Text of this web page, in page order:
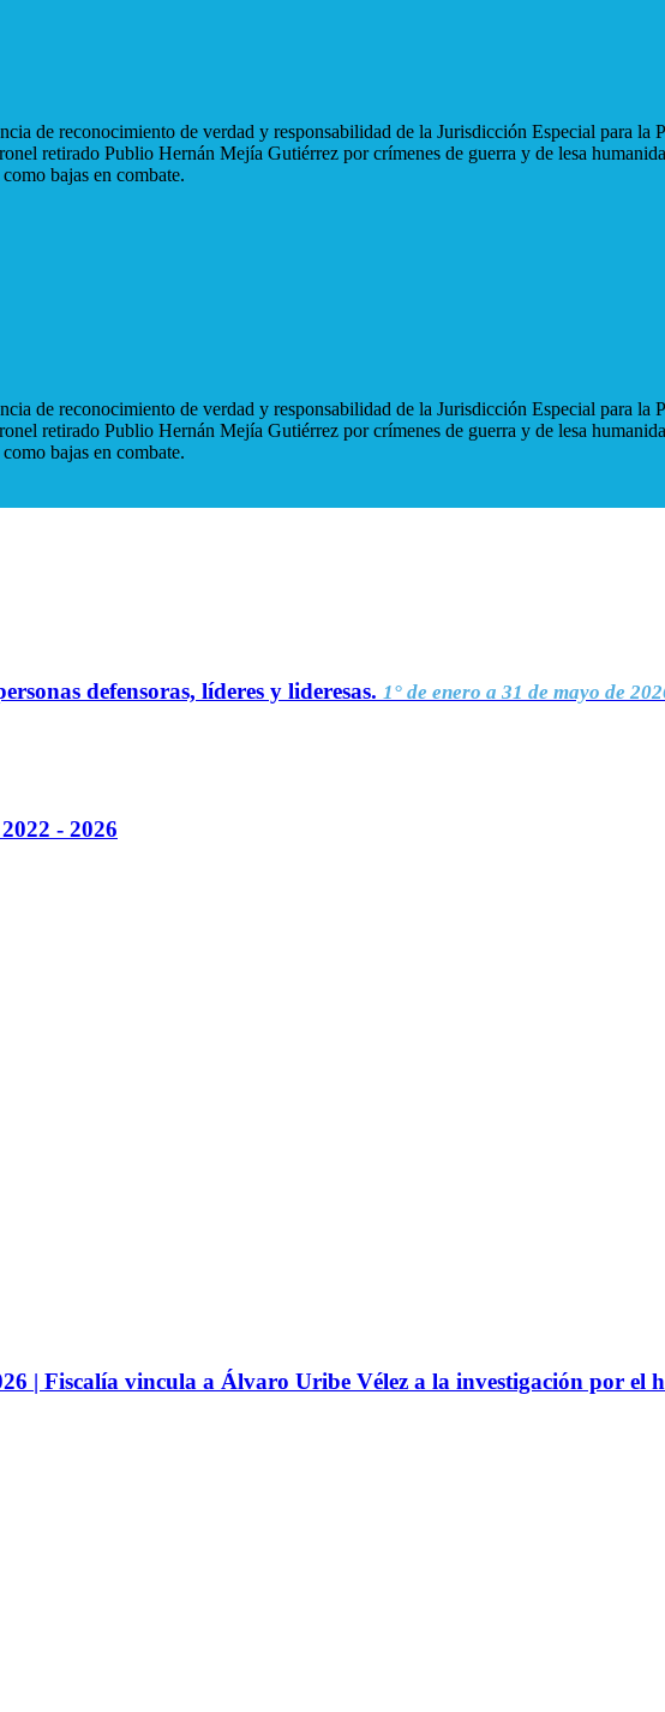
de reconocimiento de verdad y responsabilidad de la Jurisdicción Especial para
retirado Publio Hernán Mejía Gutiérrez por crímenes de guerra y de lesa
bajas en combate.
de reconocimiento de verdad y responsabilidad de la Jurisdicción Especial para
retirado Publio Hernán Mejía Gutiérrez por crímenes de guerra y de lesa
bajas en combate.
defensoras, líderes y lideresas. 1° de enero a 31 de mayo de
- 2026
| Fiscalía vincula a Álvaro Uribe Vélez a la investigación por el